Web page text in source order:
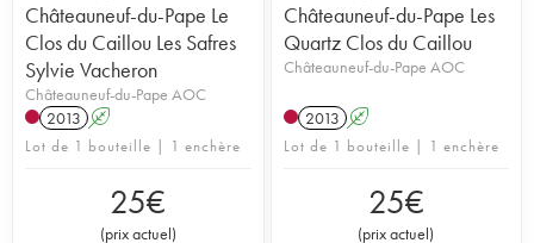
Châteauneuf-du-Pape Le
Clos du Caillou Les Safres
Sylvie Vacheron
Châteauneuf-du-Pape AOC
2013 A
Lot de 1 bouteille | 1 enchère
25€
(prix actuel)
Châteauneuf-du-Pape Les
Quartz Clos du Caillou
Châteauneuf-du-Pape AOC
2013 A
Lot de 1 bouteille | 1 enchère
25€
(prix actuel)